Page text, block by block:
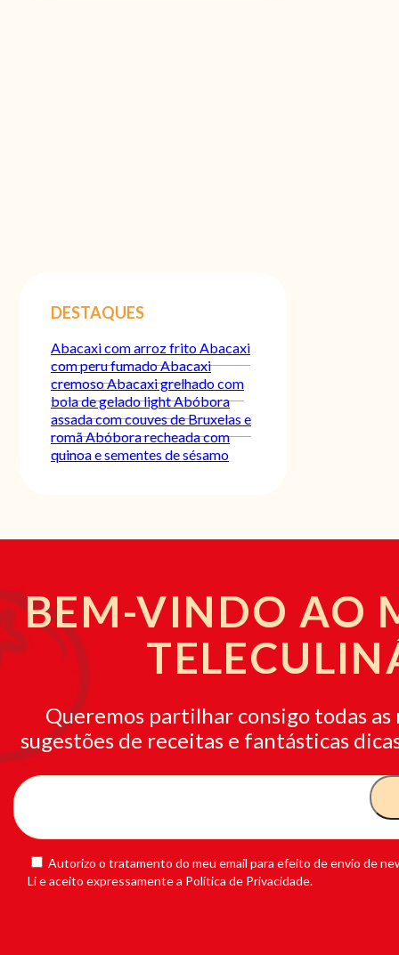
DESTAQUES
Abacaxi com arroz fritoAbacaxi
com peru fumadoAbacaxi
cremosoAbacaxi grelhado com
bola de gelado lightAbóbora
assada com couves de Bruxelas e
romãAbóbora recheada com
quinoa e sementes de sésamo
BEM-VINDO AO
Queremos partilhar consigo todas as
sugestões de receitas e fantásticas
Autorizo o tratamento do meu email para efeito de envio de
Li e aceito expressamente a Política de Privacidade.